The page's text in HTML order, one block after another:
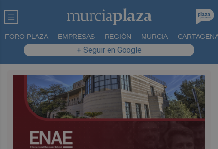
FORO PLAZA EMPRESAS REGIÓN MURCIA
+ Seguir en Google